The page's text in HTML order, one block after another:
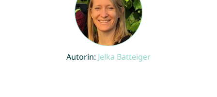
Autorin: Jelka Batteiger